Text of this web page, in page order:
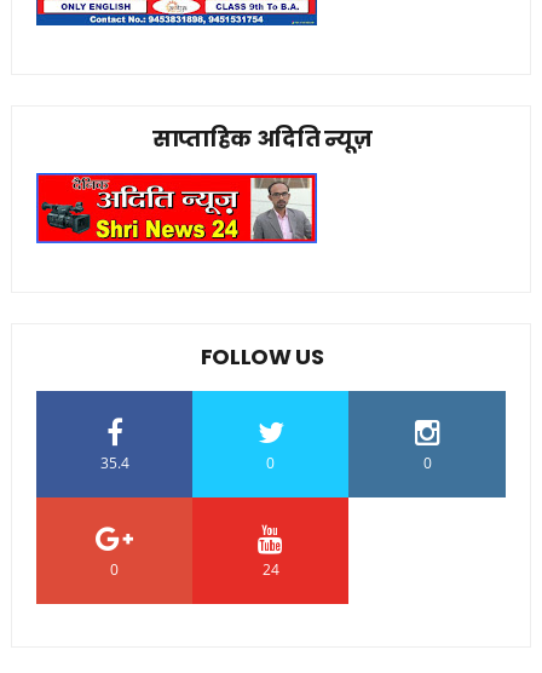
साप्ताहिक अदिति न्यूज़
FOLLOW US
35.4 0 0
0 24